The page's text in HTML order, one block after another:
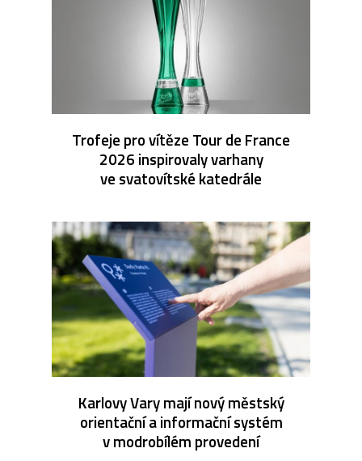
Trofeje pro vítěze Tour de France
2026 inspirovaly varhany
ve svatovítské katedrále
Karlovy Vary mají nový městský
orientační a informační systém
v modrobílém provedení